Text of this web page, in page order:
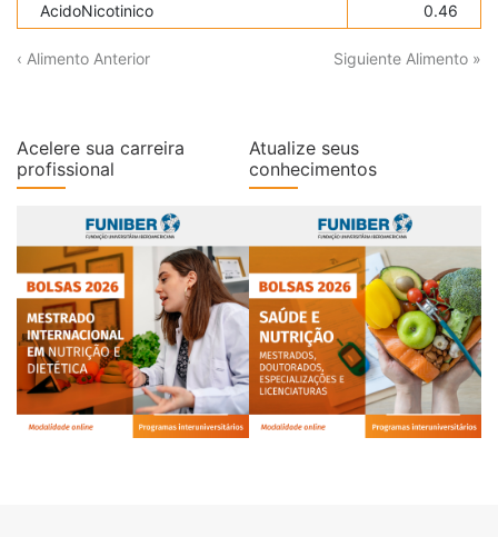
AcidoNicotinico
0.46
‹ Alimento Anterior Siguiente Alimento »
Acelere sua carreira
profissional
Atualize seus
conhecimentos